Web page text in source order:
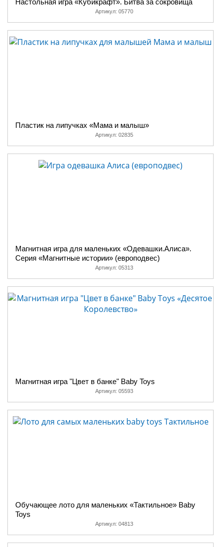
Настольная игра «Кубикрафт». Битва за сокровища
Артикул: 05770
Пластик на липучках «Мама и малыш»
Артикул: 02835
Магнитная игра для маленьких «Одевашки.Алиса».
Серия «Магнитные истории» (европодвес)
Артикул: 05313
Магнитная игра "Цвет в банке" Baby Toys
Артикул: 05593
Обучающее лото для маленьких «Тактильное» Baby
Toys
Артикул: 04813